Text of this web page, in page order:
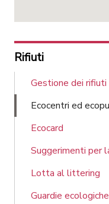
Rifiuti
Gestione dei rifiuti
Ecocentri ed
Ecocard
Suggerimenti per
Lotta al littering
Guardie ecologiche